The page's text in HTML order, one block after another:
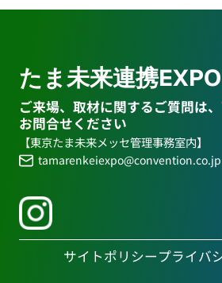
たま未来連携
ご来場、取材に関するご質問は
お問合せください
【東京たま未来メッセ管理事務室内】
tamarenkeiexpo@convention.co.jp
サイトポリシープライバ